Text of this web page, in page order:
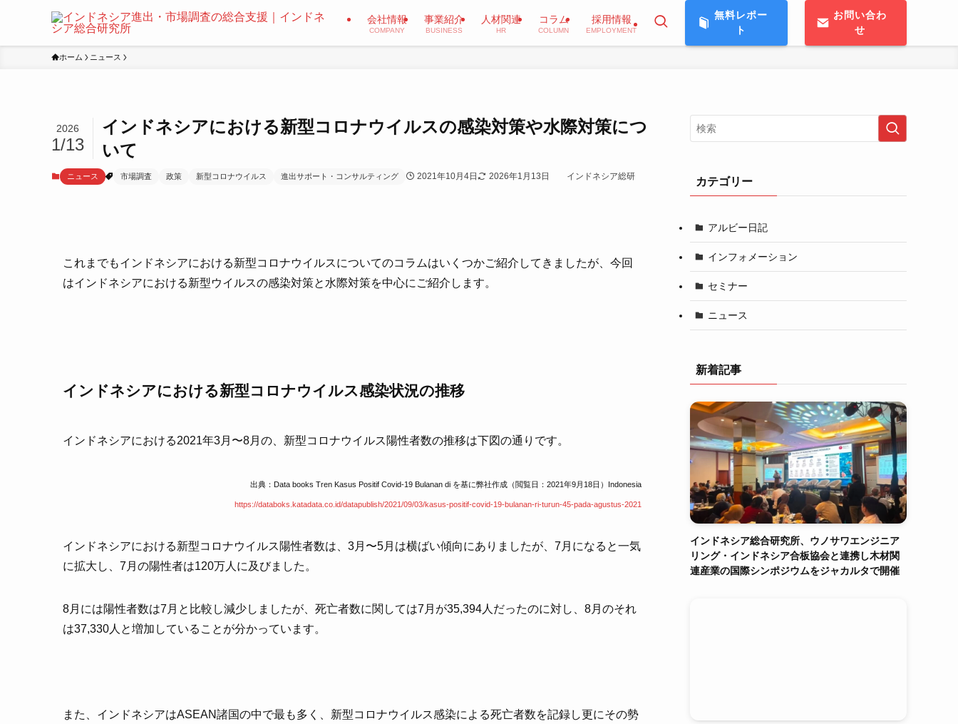
会社情報
COMPANY
事業紹介
BUSINESS
人材関連
HR
コラム
COLUMN
採用情報
EMPLOYMENT
無料レポー
ト
お問い合わ
せ
ホーム ニュース
インドネシアにおける新型コロナウイルスの感染対策や水際対策につ
いて
2026
1/13
ニュース 市場調査 政策 新型コロナウイルス 進出サポート・コンサルティング 2021年10月4日 2026年1月13日 インドネシア総研
これまでもインドネシアにおける新型コロナウイルスについてのコラムはいくつかご紹介してきましたが、今回
はインドネシアにおける新型ウイルスの感染対策と水際対策を中心にご紹介します。
インドネシアにおける新型コロナウイルス感染状況の推移
インドネシアにおける2021年3月〜8月の、新型コロナウイルス陽性者数の推移は下図の通りです。
出典：Data books Tren Kasus Positif Covid-19 Bulanan di を基に弊社作成（閲覧日：2021年9月18日 ）Indonesia
https://databoks.katadata.co.id/datapublish/2021/09/03/kasus-positif-covid-19-bulanan-ri-turun-45-pada-agustus-2021
インドネシアにおける新型コロナウイルス陽性者数は、3月〜5月は横ばい傾向にありましたが、7月になると一気
に拡大し、7月の陽性者は120万人に及びました。
8月には陽性者数は7月と比較し減少しましたが、死亡者数に関しては7月が35,394人だったのに対し、8月のそれ
は37,330人と増加していることが分かっています。
また、インドネシアはASEAN諸国の中で最も多く、新型コロナウイルス感染による死亡者数を記録し更にその勢
カテゴリー
アルビー日記
インフォメーション
セミナー
ニュース
新着記事
インドネシア総合研究所、ウノサワエンジニア
リング・インドネシア合板協会と連携し木材関
連産業の国際シンポジウムをジャカルタで開催